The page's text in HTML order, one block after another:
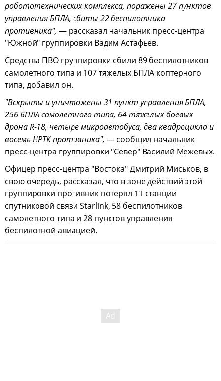
робототехнических комплекса, поражены 27 пунктов
управления БПЛА, сбиты 22 беспилотника
противника", — рассказал начальник пресс-центра
"Южной" группировки Вадим Астафьев.
Средства ПВО группировки сбили 89 беспилотников
самолетного типа и 107 тяжелых БПЛА коптерного
типа, добавил он.
"Вскрыты и уничтожены 31 пункт управления БПЛА,
256 БПЛА самолетного типа, 64 тяжелых боевых
дрона R-18, четыре микроавтобуса, два квадроцикла и
восемь НРТК противника", — сообщил начальник
пресс-центра группировки "Север" Василий Межевых.
Офицер пресс-центра "Востока" Дмитрий Миськов, в
свою очередь, рассказал, что в зоне действий этой
группировки противник потерял 11 станций
спутниковой связи Starlink, 58 беспилотников
самолетного типа и 28 пунктов управления
беспилотной авиацией.